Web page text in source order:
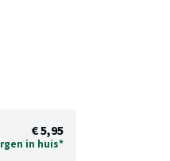
€ 5,95
in huis*